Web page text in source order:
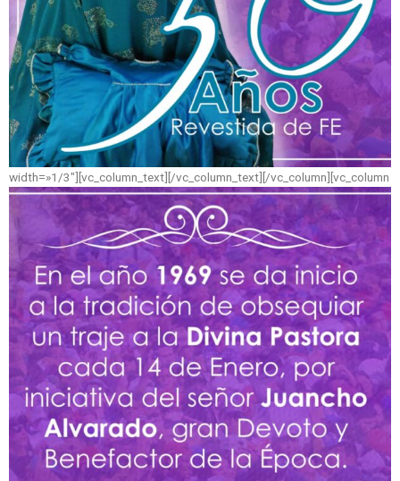
width=»1/3″][vc_column_text] [/vc_column_text][/vc_column][vc_column